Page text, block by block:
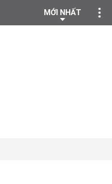
MỚI NHẤT